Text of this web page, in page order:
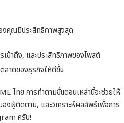
งคุณมีประสิทธิภาพสูงสุด
ข้าถึง, และประสิทธิภาพของโพสต์
ลาดของธุรกิจให้ดีขึ้น
ไทย การทำตามขั้นตอนเหล่านี้จะช่วยให้
งผู้ติดตาม, และวิเคราะห์ผลลัพธ์เพื่อการ
ครับ!